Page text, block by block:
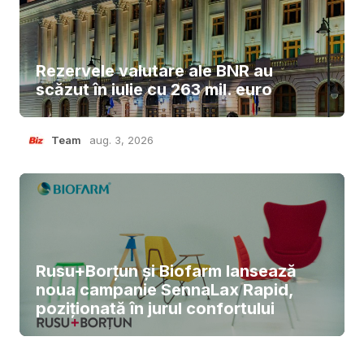
Rezervele valutare ale BNR au
scăzut în iulie cu 263 mil. euro
Team aug. 3, 2026
Rusu+Borțun și Biofarm lansează
noua campanie SennaLax Rapid,
poziționată în jurul confortului